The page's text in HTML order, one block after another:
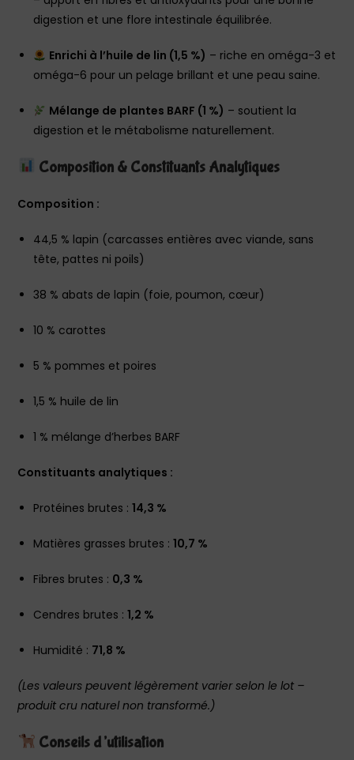
digestion et une flore intestinale équilibrée.
Enrichi à l’huile de lin (1,5 %) – riche en oméga-3 et
oméga-6 pour un pelage brillant et une peau saine.
Mélange de plantes BARF (1 %) – soutient la
digestion et le métabolisme naturellement.
Composition & Constituants Analytiques
Composition :
44,5 % lapin (carcasses entières avec viande, sans
tête, pattes ni poils)
38 % abats de lapin (foie, poumon, cœur)
10 % carottes
5 % pommes et poires
1,5 % huile de lin
1 % mélange d’herbes BARF
Constituants analytiques :
Protéines brutes :14,3 %
Matières grasses brutes :10,7 %
Fibres brutes : 0,3 %
Cendres brutes :1,2 %
Humidité : 71,8 %
(Les valeurs peuvent légèrement varier selon le lot –
produit cru naturel non transformé.)
Conseils d’utilisation